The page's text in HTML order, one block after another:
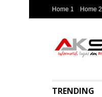
Home 1 Home 2
TRENDING